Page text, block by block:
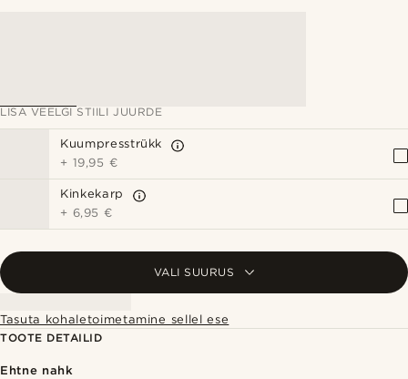
LISA VEELGI STIILI JUURDE
Kuumpresstrükk
+ 19,95 €
Kinkekarp
+ 6,95 €
VALI SUURUS
Tasuta kohaletoimetamine sellel ese
TOOTE DETAILID
Ehtne nahk